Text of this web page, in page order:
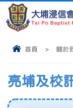
首頁 > 關於
亮埔及校